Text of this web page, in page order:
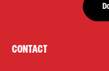
CONTACT